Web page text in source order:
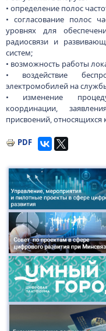
• определение полос
• согласование полос
уровнях для
радиосвязи и
систем;
• возможность работы
• воздействие
электромобилей на
• изменение
координации,
присвоений, относящихся
PDF